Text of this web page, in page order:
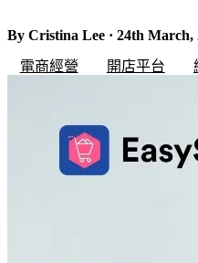
By Cristina Lee · 24th March,
電商經營
開店平台